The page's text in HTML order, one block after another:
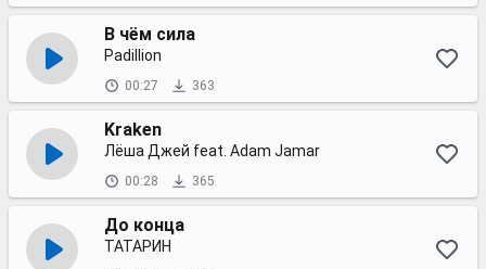
В чём сила
Padillion
00:27 363
Kraken
Лёша Джей feat. Adam Jamar
00:28 365
До конца
ТАТАРИН